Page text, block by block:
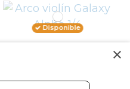
Disponible
60,10 €
×